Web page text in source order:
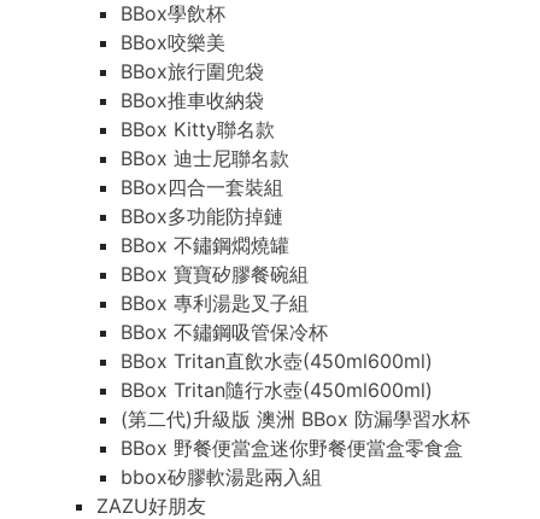
BBox學飲杯
BBox咬樂美
BBox旅行圍兜袋
BBox推車收納袋
BBox Kitty聯名款
BBox 迪士尼聯名款
BBox四合一套裝組
BBox多功能防掉鏈
BBox 不鏽鋼燜燒罐
BBox 寶寶矽膠餐碗組
BBox 專利湯匙叉子組
BBox 不鏽鋼吸管保冷杯
BBox Tritan直飲水壺(450ml600ml)
BBox Tritan隨行水壺(450ml600ml)
(第二代)升級版 澳洲 BBox 防漏學習水杯
BBox 野餐便當盒迷你野餐便當盒零食盒
bbox矽膠軟湯匙兩入組
ZAZU好朋友